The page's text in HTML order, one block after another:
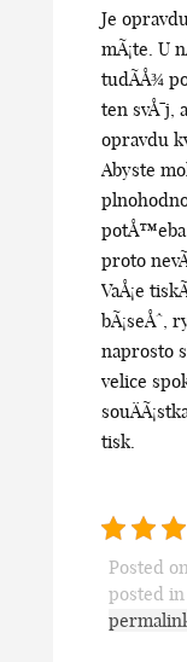
Je
mÃ¡te. U
tudÃ­Å¾
ten svÅ¯j,
opravdu
Abyste
potÅ™eba
proto
VaÅ¡e
bÃ¡seÅˆ,
naprosto
velice
tisk.
Posted on
posted in